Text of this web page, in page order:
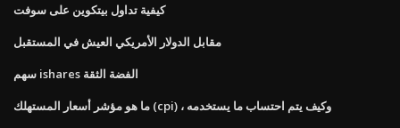
كيفية تداول بيتكوين على سوفت
مقابل الدولار الأمريكي العيش في المستقبل
سهم ishares الفضة الثقة
ما هو مؤشر أسعار المستهلك (cpi) ، وكيف يتم احتساب ما يستخدمه